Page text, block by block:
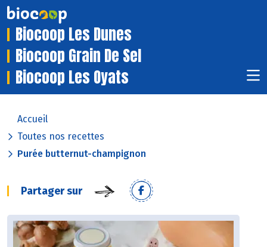
Biocoop Les Dunes
Biocoop Grain De Sel
Biocoop Les Oyats
Accueil
Toutes nos recettes
Purée butternut-champignon
Partager sur